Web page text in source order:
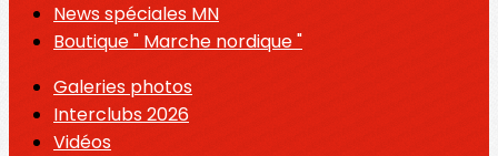
News spéciales MN
Boutique " Marche nordique "
Galeries photos
Interclubs 2026
Vidéos